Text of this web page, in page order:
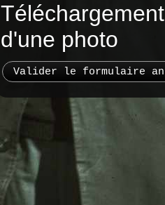
Téléchargement
d'une photo